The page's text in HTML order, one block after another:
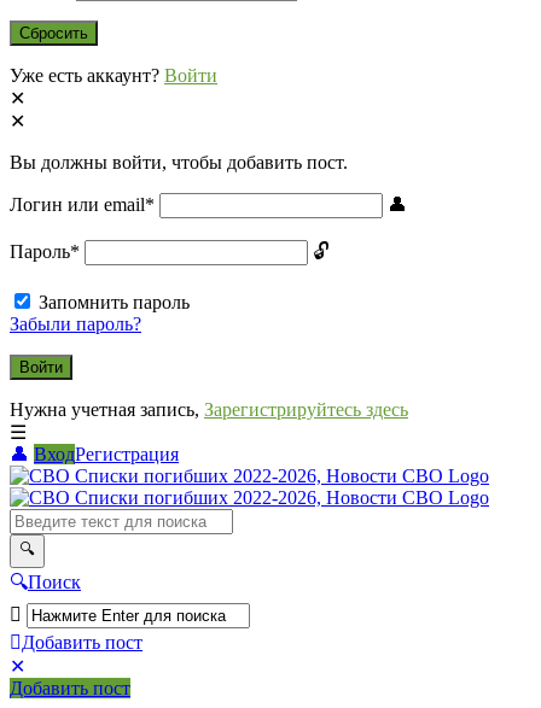
Уже есть аккаунт? Войти
Вы должны войти, чтобы добавить пост.
Логин или email*
Пароль*
Запомнить пароль
Забыли пароль?
Нужна учетная запись, Зарегистрируйтесь здесь
ВходРегистрация
СВО
Списки
погибших
2022-
2026,
Новости
СВО
Поиск
Добавить пост
Мобильное
меню
Добавить пост